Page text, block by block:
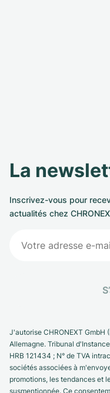
La
Inscrivez-vous pour
actualités chez
J'autorise CHRONEXT
Allemagne. Tribunal
HRB 121434 ; N° de TVA
sociétés associées à
promotions, les tendances et
susmentionnée. Ce